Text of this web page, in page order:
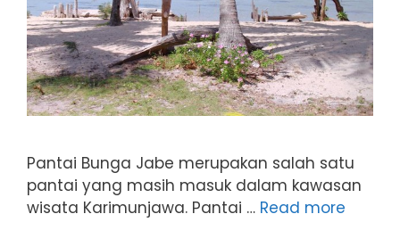
Pantai Bunga Jabe merupakan salah satu
pantai yang masih masuk dalam kawasan
wisata Karimunjawa. Pantai … Read more